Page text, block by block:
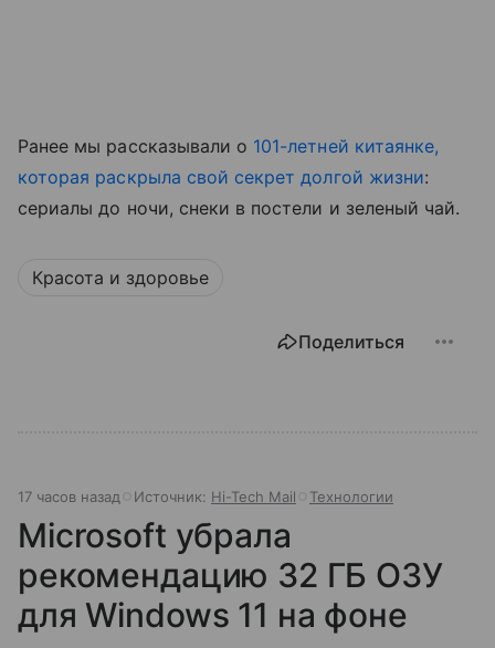
Ранее мы рассказывали о 101-летней китаянке,
которая раскрыла свой секрет долгой жизни:
сериалы до ночи, снеки в постели и зеленый чай.
Красота и здоровье
Поделиться
17 часов назад Источник: Hi-Tech Mail Технологии
Microsoft убрала
рекомендацию 32 ГБ ОЗУ
для Windows 11 на фоне